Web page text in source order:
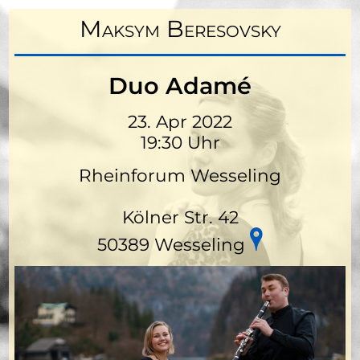
Maksym Beresovsky
Duo Adamé
23. Apr 2022
19:30 Uhr
Rheinforum Wesseling
Kölner Str. 42
50389 Wesseling